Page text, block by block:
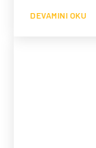
DEVAMINI OKU